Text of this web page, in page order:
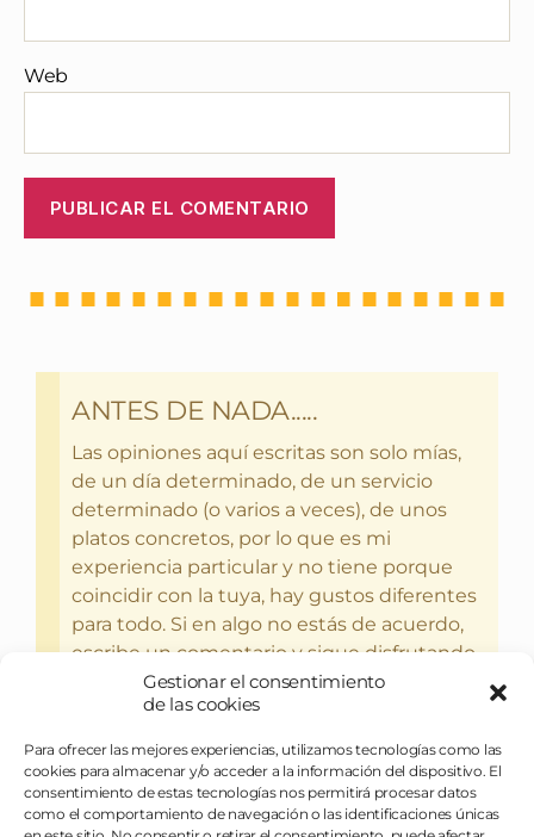
Gestionar el consentimiento
de las cookies
Para ofrecer las mejores experiencias, utilizamos tecnologías como las
cookies para almacenar y/o acceder a la información del dispositivo. El
consentimiento de estas tecnologías nos permitirá procesar datos
como el comportamiento de navegación o las identificaciones únicas
Web
ANTES DE NADA.....
Las opiniones aquí escritas son solo mías,
de un día determinado, de un servicio
determinado (o varios a veces), de unos
platos concretos, por lo que es mi
experiencia particular y no tiene porque
coincidir con la tuya, hay gustos diferentes
para todo. Si en algo no estás de acuerdo,
escribe un comentario y sigue disfrutando
del bebercio y el glotoneo.